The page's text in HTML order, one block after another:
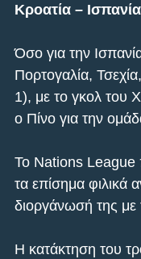
Κροατία –
Όσο για την
Πορτογαλία,
1), με το γκολ του
ο Πίνο για την
Το Nations League
τα επίσημα φιλικά
διοργάνωσή της με
Η κατάκτηση του